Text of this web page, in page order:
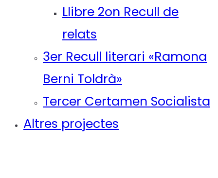
Llibre 2on Recull de
relats
3er Recull literari «Ramona
Berni Toldrà»
Tercer Certamen Socialista
Altres projectes